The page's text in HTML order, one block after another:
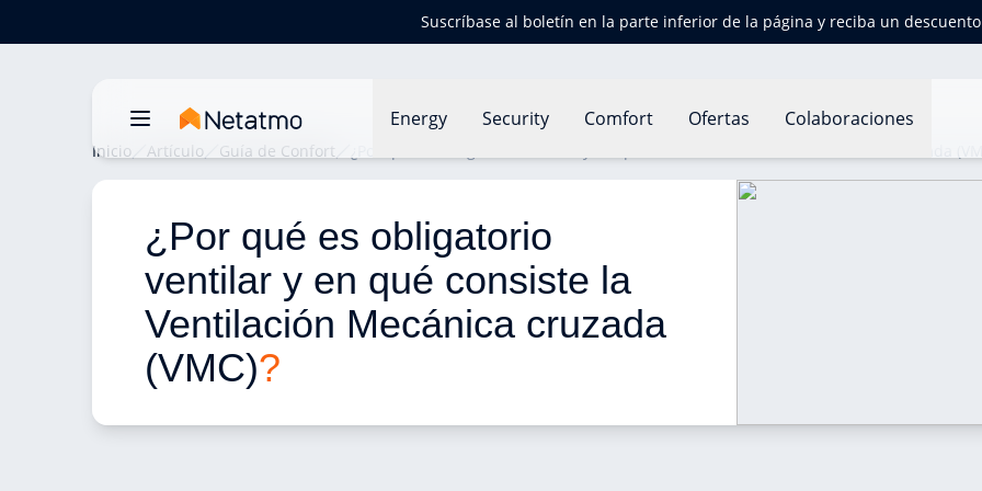
Suscríbase al boletín en la parte inferior de la página y reciba un
Energy Security Comfort Ofertas Colaboraciones
Inicio Artículo Guía de Confort
¿Por qué es obligatorio
ventilar y en qué consiste la
Ventilación Mecánica cruzada
(VMC)?